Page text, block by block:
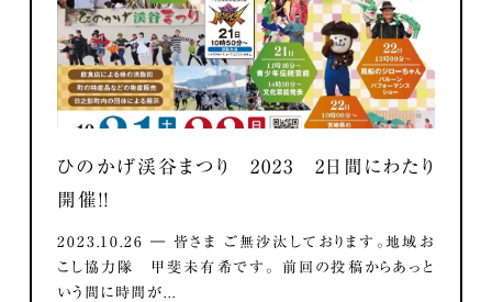
ひのかげ渓谷まつり 2023 2日間にわたり
開催！！
2023.10.26 ― 皆さま ご無沙汰しております。地域お
こし協力隊 甲斐未有希です。 前回の投稿からあっと
いう間に時間が...